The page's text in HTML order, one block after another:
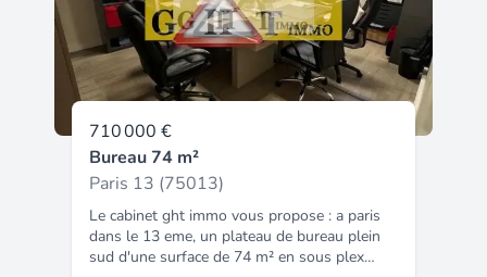
710 000 €
Bureau 74 m²
Paris 13 (75013)
Le cabinet ght immo vous propose : a paris
dans le 13 eme, un plateau de bureau plein
sud d'une surface de 74 m² en sous plex